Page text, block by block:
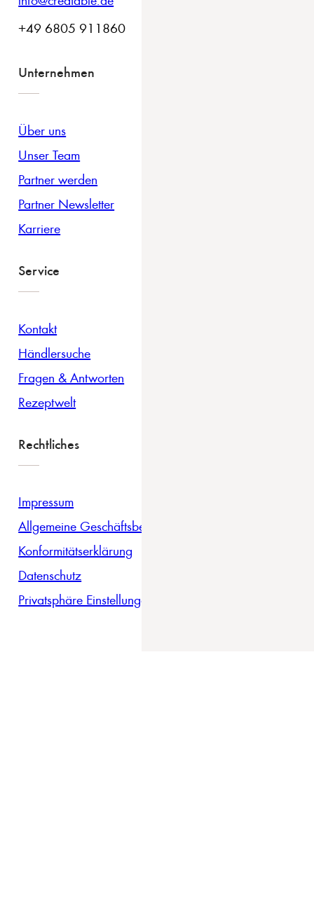
+49 6805 911860
Unternehmen
Über uns
Unser Team
Partner werden
Partner Newsletter
Karriere
Service
Kontakt
Händlersuche
Fragen & Antworten
Rezeptwelt
Rechtliches
Impressum
Allgemeine Geschäftsbedingungen
Konformitätserklärung
Datenschutz
Privatsphäre Einstellungen